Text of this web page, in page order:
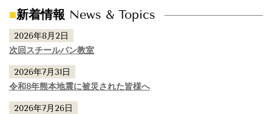
■新着情報 News & Topics
2026年8月2日
次回スチールパン教室
2026年7月31日
令和8年熊本地震に被災された皆様へ
2026年7月26日